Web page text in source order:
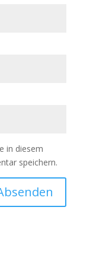
in diesem
speichern.